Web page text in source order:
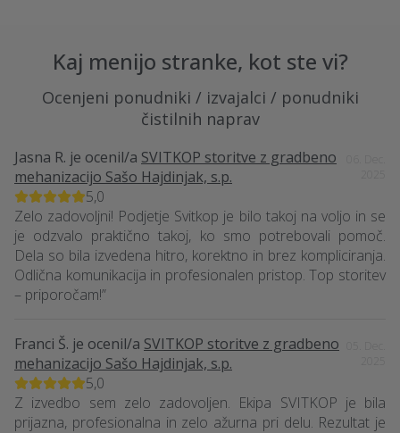
Kaj menijo stranke, kot ste vi?
Ocenjeni ponudniki / izvajalci / ponudniki
čistilnih naprav
Jasna R. je ocenil/a SVITKOP storitve z gradbeno
mehanizacijo Sašo Hajdinjak, s.p.
5,0
Zelo zadovoljni! Podjetje Svitkop je bilo takoj na voljo in se
je odzvalo praktično takoj, ko smo potrebovali pomoč.
Dela so bila izvedena hitro, korektno in brez kompliciranja.
Odlična komunikacija in profesionalen pristop. Top storitev
– priporočam!”
Franci Š. je ocenil/a SVITKOP storitve z gradbeno
mehanizacijo Sašo Hajdinjak, s.p.
5,0
Z izvedbo sem zelo zadovoljen. Ekipa SVITKOP je bila
prijazna, profesionalna in zelo ažurna pri delu. Rezultat je